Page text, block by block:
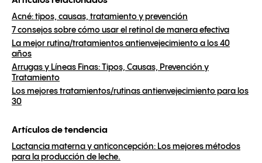
Acné: tipos, causas, tratamiento y prevención
7 consejos sobre cómo usar el retinol de manera efectiva
La mejor rutina/tratamientos antienvejecimiento a los 40
años
Arrugas y Líneas Finas: Tipos, Causas, Prevención y
Tratamiento
Los mejores tratamientos/rutinas antienvejecimiento para los
30
Artículos de tendencia
Lactancia materna y anticoncepción: Los mejores métodos
para la producción de leche.